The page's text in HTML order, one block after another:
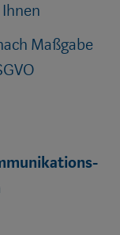
Maßgabe